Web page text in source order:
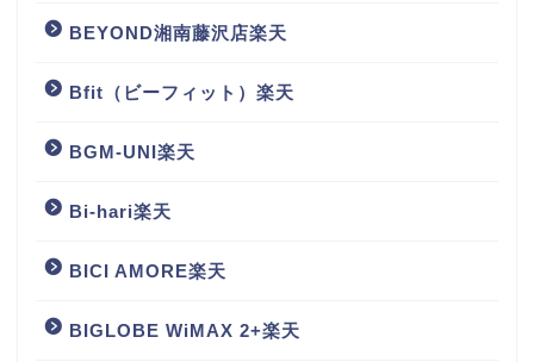
BEYOND湘南藤沢店楽天
Bfit（ビーフィット）楽天
BGM‐UNI楽天
Bi-hari楽天
BICI AMORE楽天
BIGLOBE WiMAX 2+楽天